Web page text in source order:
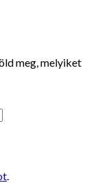
meg, melyiket
.